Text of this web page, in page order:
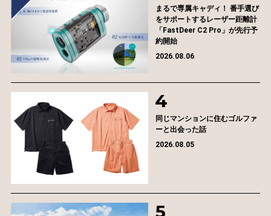
まるで専属キャディ！ 番手選び
をサポートするレーザー距離計
「FastDeer C2 Pro」が先行予
約開始
2026.08.06
同じマンションに住むゴルファ
ーと出会った話
2026.08.05